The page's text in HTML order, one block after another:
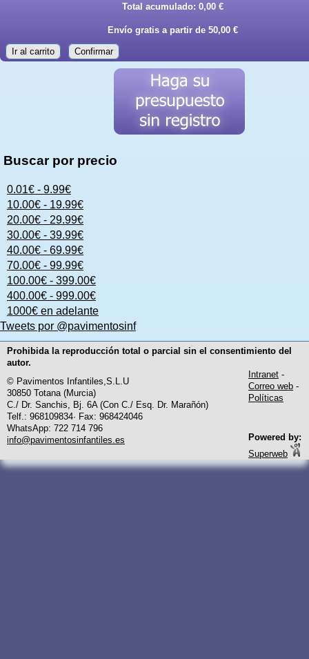
Total acumulado: 0,00 €
Envío gratis a partir de 50,00 €
Ir al carrito Confirmar
Buscar por precio
0.01€ - 9.99€
10.00€ - 19.99€
20.00€ - 29.99€
30.00€ - 39.99€
40.00€ - 69.99€
70.00€ - 99.99€
100.00€ - 399.00€
400.00€ - 999.00€
1000€ en adelante
Tweets por @pavimentosinf
Prohibida la reproducción total o parcial sin el consentimiento del
autor.
© Pavimentos Infantiles,S.L.U
30850 Totana (Murcia)
C./ Dr. Sanchis, Bj. 6A (Con C./ Esq. Dr. Marañón)
Telf.: 968109834· Fax: 968424046
WhatsApp: 722 714 796
info@pavimentosinfantiles.es
Intranet -
Correo web -
Políticas
Powered by:
Superweb